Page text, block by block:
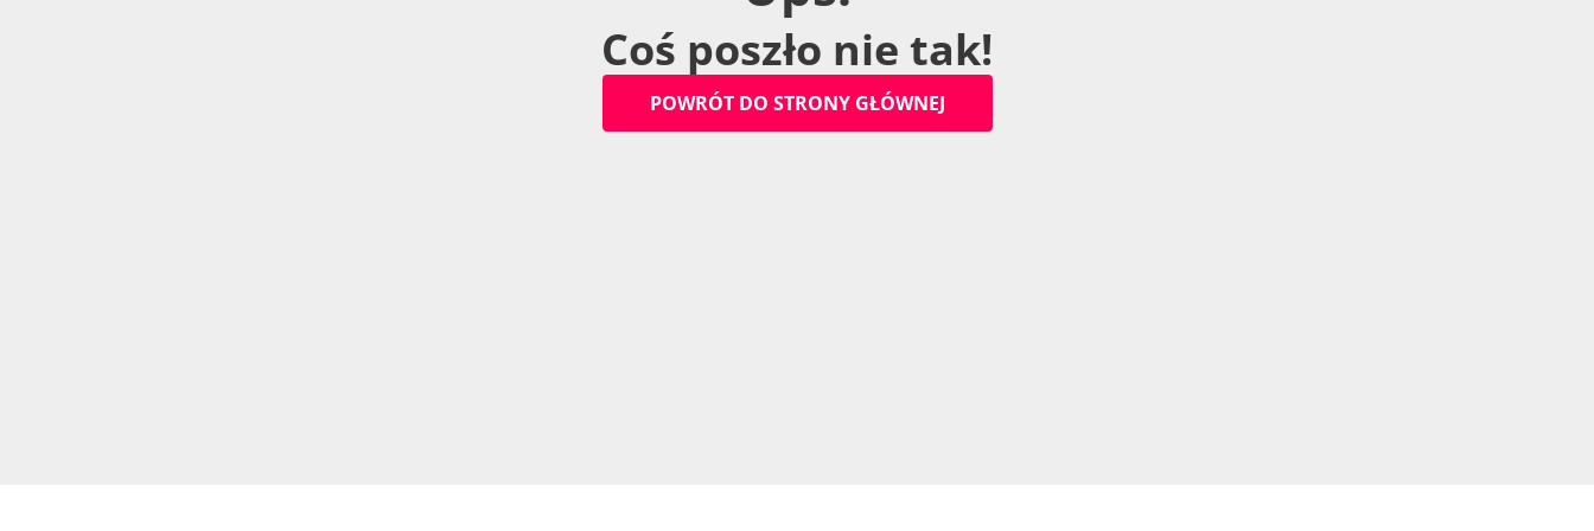
Coś poszło nie tak!
POWRÓT DO STRONY GŁÓWNEJ